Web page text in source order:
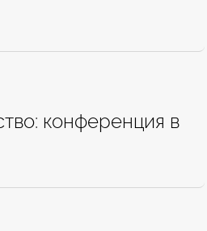
конференция в